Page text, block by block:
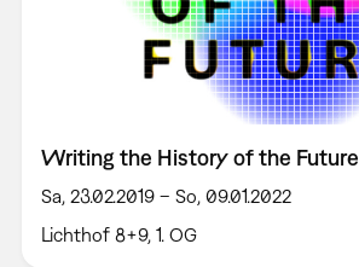
Writing the History of the Future
Sa, 23.02.2019 – So, 09.01.2022
Lichthof 8+9, 1. OG